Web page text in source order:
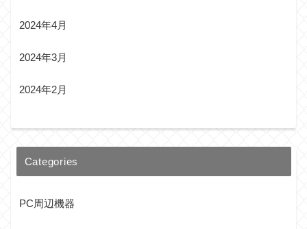
2024年4月
2024年3月
2024年2月
Categories
PC周辺機器